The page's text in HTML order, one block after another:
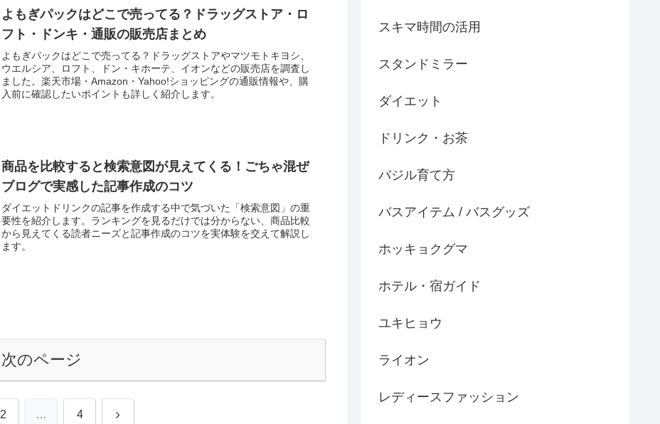
よもぎパックはどこで売ってる？ドラッグストア・ロ
フト・ドンキ・通販の販売店まとめ
よもぎパックはどこで売ってる？ドラッグストアやマツモトキヨシ、
ウエルシア、ロフト、ドン・キホーテ、イオンなどの販売店を調査し
ました。楽天市場・Amazon・Yahoo!ショッピングの通販情報や、購
入前に確認したいポイントも詳しく紹介します。
商品を比較すると検索意図が見えてくる！ごちゃ混ぜ
ブログで実感した記事作成のコツ
ダイエットドリンクの記事を作成する中で気づいた「検索意図」の重
要性を紹介します。ランキングを見るだけでは分からない、商品比較
から見えてくる読者ニーズと記事作成のコツを実体験を交えて解説し
ます。
次のページ
2 … 4 次
スキマ時間の活用
スタンドミラー
ダイエット
ドリンク・お茶
バジル育て方
バスアイテム / バスグッズ
ホッキョクグマ
ホテル・宿ガイド
ユキヒョウ
ライオン
レディースファッション